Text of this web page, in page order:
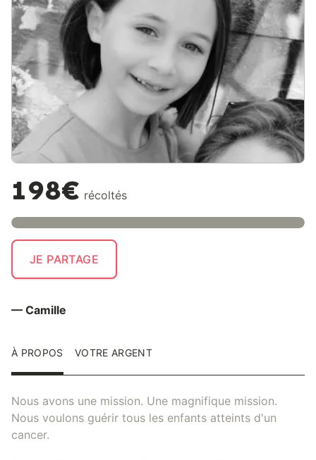
198€ récoltés
JE PARTAGE
— Camille
À PROPOS VOTRE ARGENT
Nous avons une mission. Une magnifique mission.
Nous voulons guérir tous les enfants atteints d'un
cancer.